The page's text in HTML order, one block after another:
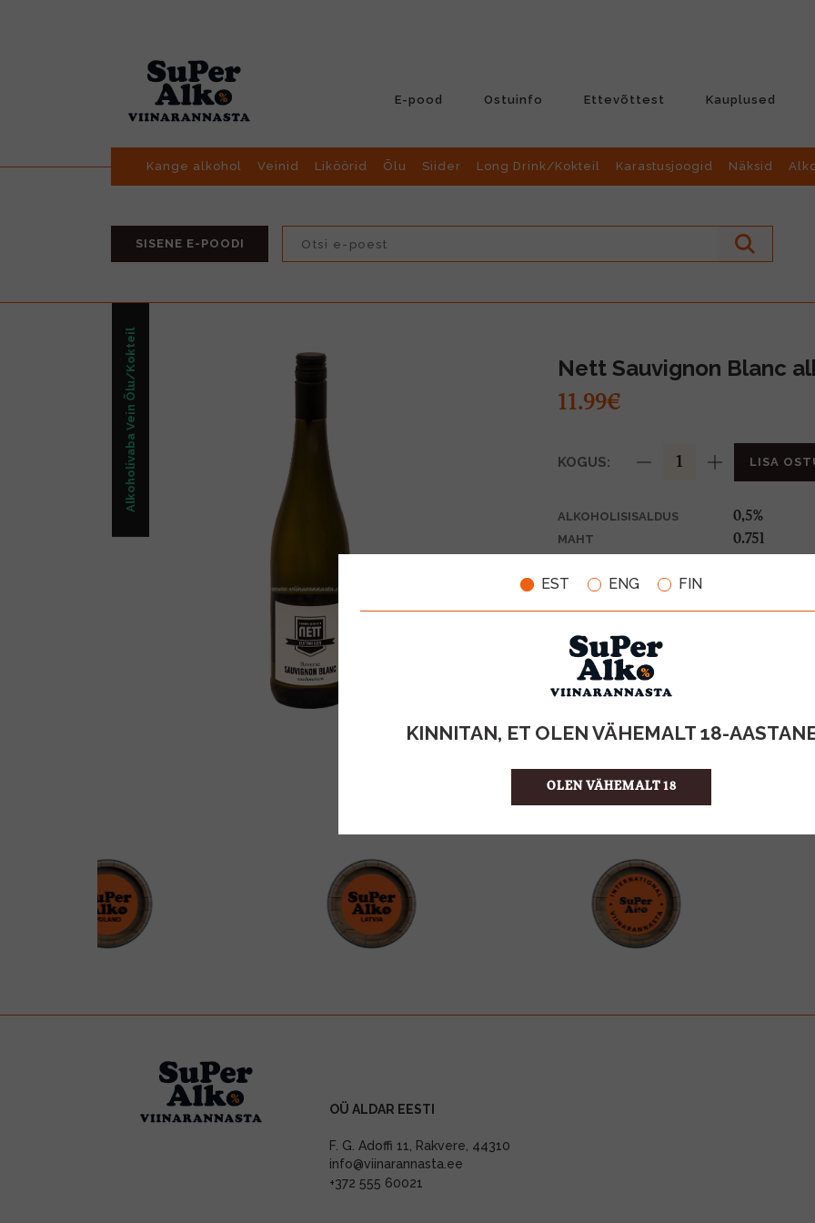
EST ENG FIN
KINNITAN, ET OLEN VÄHEMALT 18-
OLEN VÄHEMALT 18
E-pood Ostuinfo Ettevõttest Kauplused
Kange alkohol Veinid Liköörid Õlu Siider Long Drink/Kokteil Karastusjoogid Näksid
SISENE E-POODI
Alkoholivaba Vein Õlu/Kokteil Nett Sauvignon Blanc
11.99€
KOGUS: LISA
ALKOHOLISISALDUS 0,5%
MAHT 0.75l
TOOTE LIIK
PANT
KOOD
KOGUS KASTIS
OÜ ALDAR EESTI
F. G. Adoffi 11, Rakvere, 44310
info@viinarannasta.ee
+372 555 60021